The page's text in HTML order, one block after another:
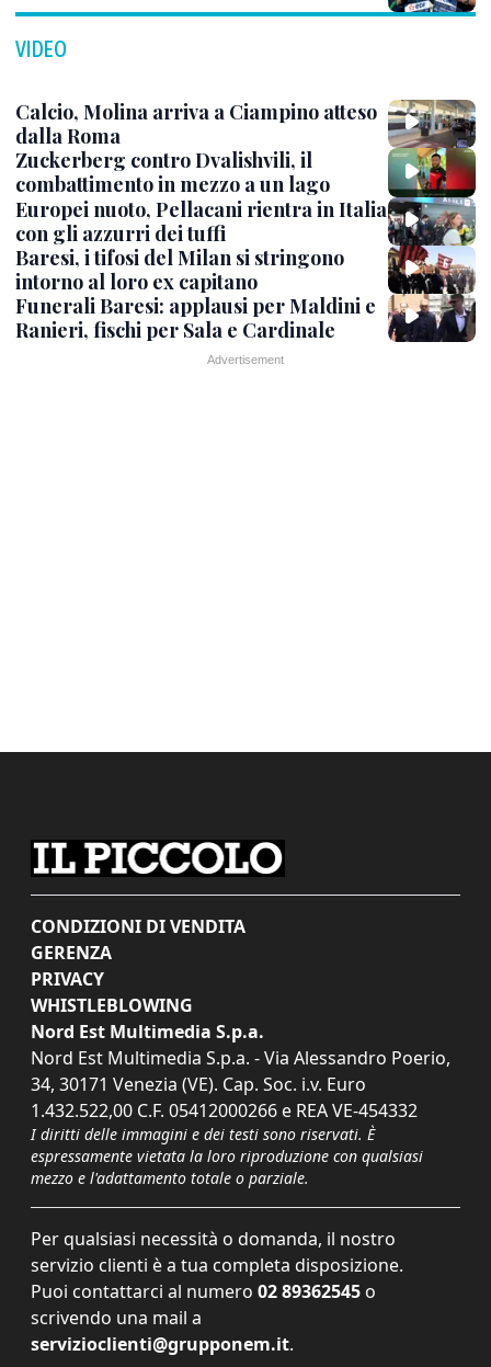
VIDEO
Calcio, Molina arriva a Ciampino atteso
dalla Roma
Zuckerberg contro Dvalishvili, il
combattimento in mezzo a un lago
Europei nuoto, Pellacani rientra in Italia
con gli azzurri dei tuffi
Baresi, i tifosi del Milan si stringono
intorno al loro ex capitano
Funerali Baresi: applausi per Maldini e
Ranieri, fischi per Sala e Cardinale
CONDIZIONI DI VENDITA
GERENZA
PRIVACY
WHISTLEBLOWING
Nord Est Multimedia S.p.a.
Nord Est Multimedia S.p.a. - Via Alessandro Poerio,
34, 30171 Venezia (VE). Cap. Soc. i.v. Euro
1.432.522,00 C.F. 05412000266 e REA VE-454332
I diritti delle immagini e dei testi sono riservati. È
espressamente vietata la loro riproduzione con qualsiasi
mezzo e l'adattamento totale o parziale.
Per qualsiasi necessità o domanda, il nostro
servizio clienti è a tua completa disposizione.
Puoi contattarci al numero 02 89362545 o
scrivendo una mail a
servizioclienti@grupponem.it.